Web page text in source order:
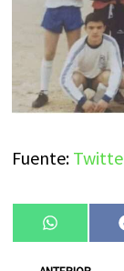
Fuente:
en